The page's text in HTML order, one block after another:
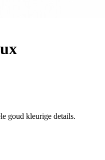
goud kleurige details.